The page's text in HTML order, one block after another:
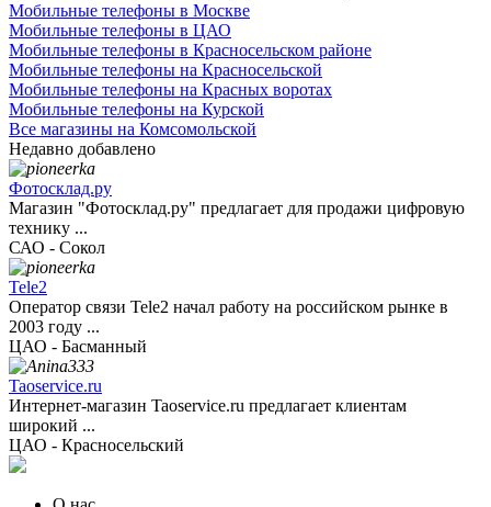
Мобильные телефоны в Москве
Мобильные телефоны в ЦАО
Мобильные телефоны в Красносельском районе
Мобильные телефоны на Красносельской
Мобильные телефоны на Красных воротах
Мобильные телефоны на Курской
Все магазины на Комсомольской
Недавно добавлено
Фотосклад.ру
Магазин "Фотосклад.ру" предлагает для продажи цифровую
технику ...
САО - Сокол
Tele2
Оператор связи Tele2 начал работу на российском рынке в
2003 году ...
ЦАО - Басманный
Taoservice.ru
Интернет-магазин Taoservice.ru предлагает клиентам
широкий ...
ЦАО - Красносельский